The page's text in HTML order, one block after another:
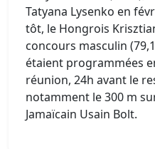
Tatyana Lysenko en
tôt, le Hongrois
concours masculin
étaient programmées
réunion, 24h avant le
notamment le 300 m
Jamaïcain Usain Bolt.